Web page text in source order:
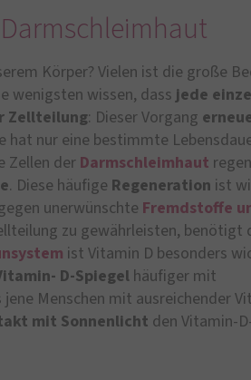
Körper? Vielen ist die große
wenigsten wissen, dass jede
Zellteilung: Dieser Vorgang
hat nur eine bestimmte
Zellen derDarmschleimhaut
. Diese häufige Regeneration ist
gegen unerwünschte Fremdstoffe
zu gewährleisten, benötigt
ist Vitamin D besonders
D-Spiegel häufiger mit
jene Menschen mit ausreichender
mit Sonnenlicht den Vitamin-